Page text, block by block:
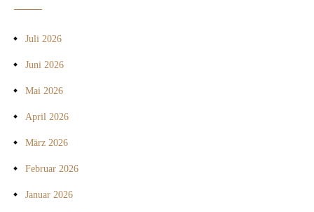
Juli 2026
Juni 2026
Mai 2026
April 2026
März 2026
Februar 2026
Januar 2026